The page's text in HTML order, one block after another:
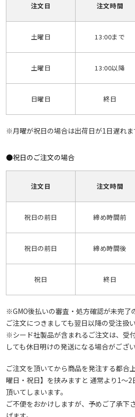
注文日 注文時間
土曜日 13:00まで
土曜日 13:00以降
日曜日 終日
※月曜が祝日の場合は出荷日が1日遅れま
●祝日のご注文の場合
注文日 注文時間
祝日の前日 締め時間前
祝日の前日 締め時間後
祝日 終日
※GMO後払いの審査・処方確認が未完了
ご注文につきましても翌日以降の受注扱
※シード社製品が含まれるご注文は、受
しても休日明けの発送になる場合がござい
ご注文を頂いてから商品を発注する都合
曜日・祝日】を挟みますと 通常より1～
頂いてしまいます。
ご不便をおかけしますが、予めご了承下